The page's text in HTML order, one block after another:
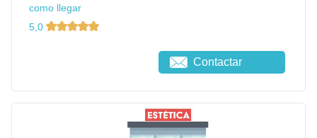
como llegar
5,0
Contactar